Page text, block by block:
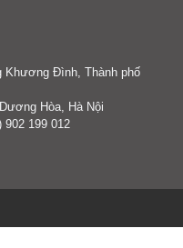
Đình, Thành phố
Hòa, Hà Nội
902 199 012